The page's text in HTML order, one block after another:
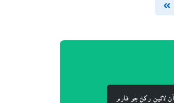
لائين رکڻ جو فارم